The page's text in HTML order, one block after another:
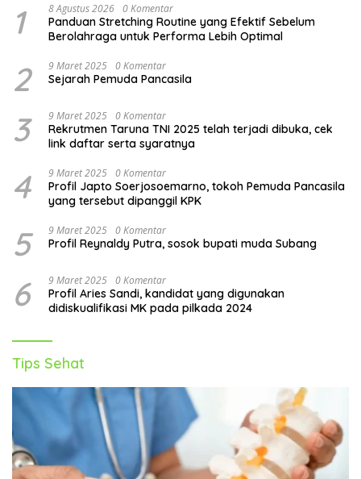
1 8 Agustus 2026 0 Komentar
Panduan Stretching Routine yang Efektif Sebelum
Berolahraga untuk Performa Lebih Optimal
2 9 Maret 2025 0 Komentar
Sejarah Pemuda Pancasila
3 9 Maret 2025 0 Komentar
Rekrutmen Taruna TNI 2025 telah terjadi dibuka, cek
link daftar serta syaratnya
4 9 Maret 2025 0 Komentar
Profil Japto Soerjosoemarno, tokoh Pemuda Pancasila
yang tersebut dipanggil KPK
5 9 Maret 2025 0 Komentar
Profil Reynaldy Putra, sosok bupati muda Subang
6 9 Maret 2025 0 Komentar
Profil Aries Sandi, kandidat yang digunakan
didiskualifikasi MK pada pilkada 2024
Tips Sehat